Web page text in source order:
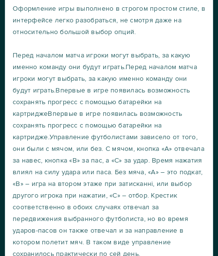
Оформление игры выполнено в строгом простом стиле, в
интерфейсе легко разобраться, не смотря даже на
относительно большой выбор опций.
Перед началом матча игроки могут выбрать, за какую
именно команду они будут играть.Перед началом матча
игроки могут выбрать, за какую именно команду они
будут играть.Впервые в игре появилась возможность
сохранять прогресс с помощью батарейки на
картриджеВпервые в игре появилась возможность
сохранять прогресс с помощью батарейки на
картридже.Управление футболистами зависело от того,
они были с мячом, или без. С мячом, кнопка «А» отвечала
за навес, кнопка «В» за пас, а «С» за удар. Время нажатия
влиял на силу удара или паса. Без мяча, «А» – это подкат,
«В» – игра на втором этаже при затисканні, или выбор
другого игрока при нажатии, «С» – отбор. Крестик
соответственно в обоих случаях отвечал за
передвижения выбранного футболиста, но во время
ударов-пасов он также отвечал и за направление в
котором полетит мяч. В таком виде управление
сохранилось практически по сей день.